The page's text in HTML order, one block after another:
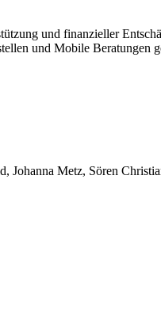
und finanzieller
und Mobile Beratungen
Johanna Metz, Sören